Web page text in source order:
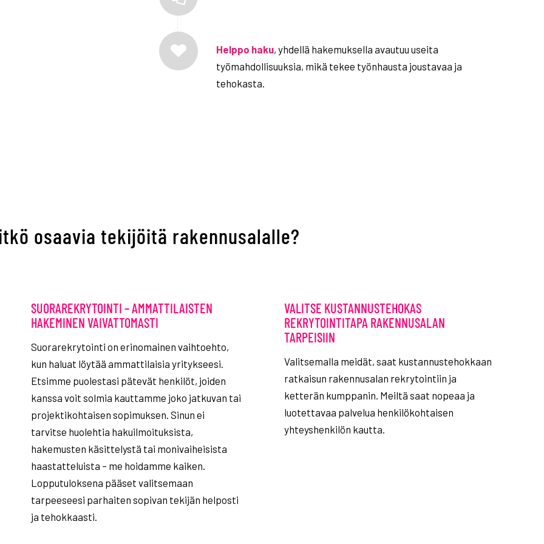
Helppo haku, yhdellä hakemuksella avautuu useita
työmahdollisuuksia, mikä tekee työnhausta joustavaa ja
tehokasta.
osaavia tekijöitä rakennusalalle?
SUORAREKRYTOINTI – AMMATTILAISTEN
HAKEMINEN VAIVATTOMASTI
Suorarekrytointi on erinomainen vaihtoehto,
kun haluat löytää ammattilaisia yritykseesi.
Etsimme puolestasi pätevät henkilöt, joiden
kanssa voit solmia kauttamme joko jatkuvan tai
projektikohtaisen sopimuksen. Sinun ei
tarvitse huolehtia hakuilmoituksista,
hakemusten käsittelystä tai monivaiheisista
haastatteluista – me hoidamme kaiken.
Lopputuloksena pääset valitsemaan
tarpeeseesi parhaiten sopivan tekijän helposti
ja tehokkaasti.
VALITSE KUSTANNUSTEHOKAS
REKRYTOINTITAPA RAKENNUSALAN
TARPEISIIN
Valitsemalla meidät, saat kustannustehokkaan
ratkaisun rakennusalan rekrytointiin ja
ketterän kumppanin. Meiltä saat nopeaa ja
luotettavaa palvelua henkilökohtaisen
yhteyshenkilön kautta.